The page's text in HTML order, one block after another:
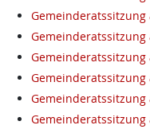
Gemeinderatssitzung
Gemeinderatssitzung
Gemeinderatssitzung
Gemeinderatssitzung
Gemeinderatssitzung
Gemeinderatssitzung